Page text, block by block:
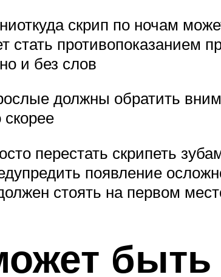
скрип по ночам
стать противопоказанием
и без слов
должны обратить
скорее
перестать скрипеть
появление
стоять на первом